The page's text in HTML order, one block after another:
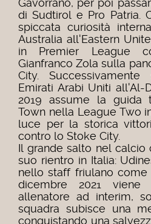
Gavorrano, per poi
di Sudtirol e Pro Patria.
spiccata curiosità
Australia all'Eastern
in Premier League
Gianfranco Zola sulla
City.
Emirati Arabi Uniti all'Al-
2019 assume la guida
Town nella League Two
luce per la storica
contro lo Stoke City.
Il grande salto nel calcio
suo rientro in Italia:
nello staff friulano
dicembre 2021
allenatore ad interim,
squadra subisce una
conquistando una